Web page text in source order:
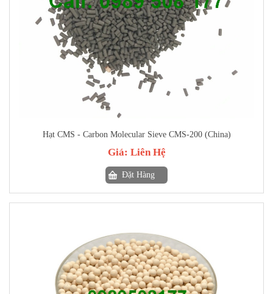
Hạt CMS - Carbon Molecular Sieve CMS-200 (China)
Giá: Liên Hệ
Đặt Hàng